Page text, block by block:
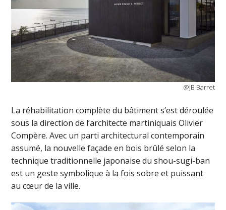
@JB Barret
La réhabilitation complète du bâtiment s’est déroulée
sous la direction de l’architecte martiniquais Olivier
Compère. Avec un parti architectural contemporain
assumé, la nouvelle façade en bois brûlé selon la
technique traditionnelle japonaise du shou-sugi-ban
est un geste symbolique à la fois sobre et puissant
au cœur de la ville.